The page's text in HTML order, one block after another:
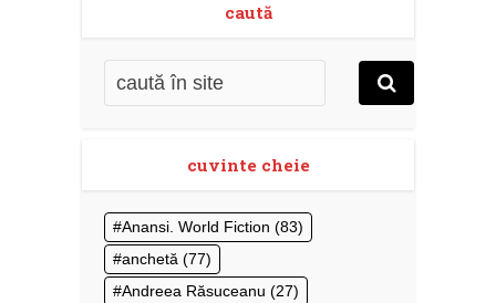
caută
cuvinte cheie
Anansi. World Fiction (83)
anchetă (77)
Andreea Răsuceanu (27)